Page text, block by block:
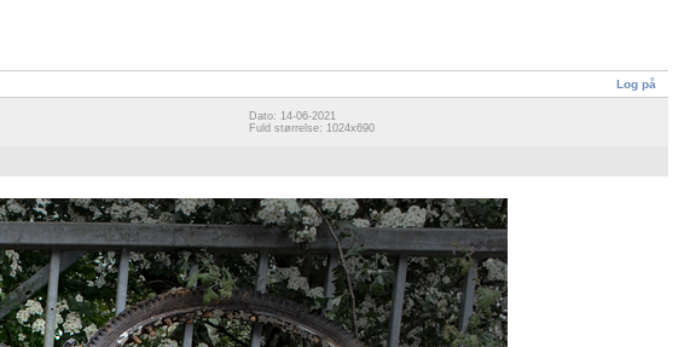
Log på
Dato: 14-06-2021
Fuld størrelse: 1024x690